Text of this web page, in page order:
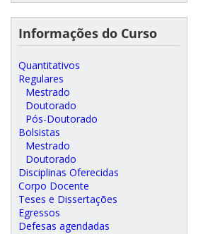
Informações do Curso
Quantitativos
Regulares
Mestrado
Doutorado
Pós-Doutorado
Bolsistas
Mestrado
Doutorado
Disciplinas Oferecidas
Corpo Docente
Teses e Dissertações
Egressos
Defesas agendadas